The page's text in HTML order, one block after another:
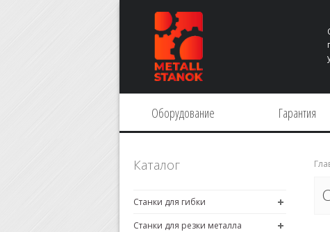
Оборудование Гарантия
Каталог
Станки для гибки
Станки для резки металла